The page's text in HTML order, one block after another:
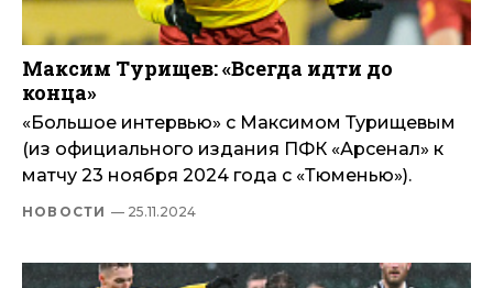
Максим Турищев: «Всегда идти до
конца»
«Большое интервью» с Максимом Турищевым
(из официального издания ПФК «Арсенал» к
матчу 23 ноября 2024 года с «Тюменью»).
НОВОСТИ — 25.11.2024